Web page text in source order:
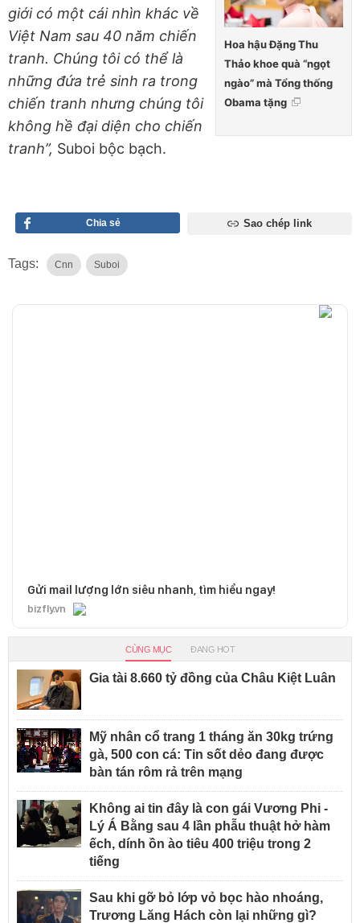
Hoa hậu Đặng Thu
Thảo khoe quà “ngọt
ngào” mà Tổng thống
Obama tặng
giới có một cái nhìn khác về
Việt Nam sau 40 năm chiến
tranh. Chúng tôi có thể là
những đứa trẻ sinh ra trong
chiến tranh nhưng chúng tôi
không hề đại diện cho chiến
tranh”, Suboi bộc bạch.
Chia sẻ Sao chép link
Tags: Cnn Suboi
Gửi mail lượng lớn siêu nhanh, tìm hiểu ngay!
bizfly.vn
CÙNG MỤC ĐANG HOT
Gia tài 8.660 tỷ đồng của Châu Kiệt Luân
Mỹ nhân cổ trang 1 tháng ăn 30kg trứng
gà, 500 con cá: Tin sốt dẻo đang được
bàn tán rôm rả trên mạng
Không ai tin đây là con gái Vương Phi -
Lý Á Bằng sau 4 lần phẫu thuật hở hàm
ếch, dính ồn ào tiêu 400 triệu trong 2
tiếng
Sau khi gỡ bỏ lớp vỏ bọc hào nhoáng,
Trương Lăng Hách còn lại những gì?